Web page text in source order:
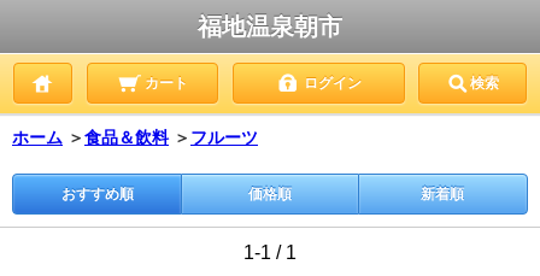
福地温泉朝市
カート ログイン 検索
ホーム ＞食品＆飲料 ＞ フルーツ
おすすめ順 価格順 新着順
1-1 / 1